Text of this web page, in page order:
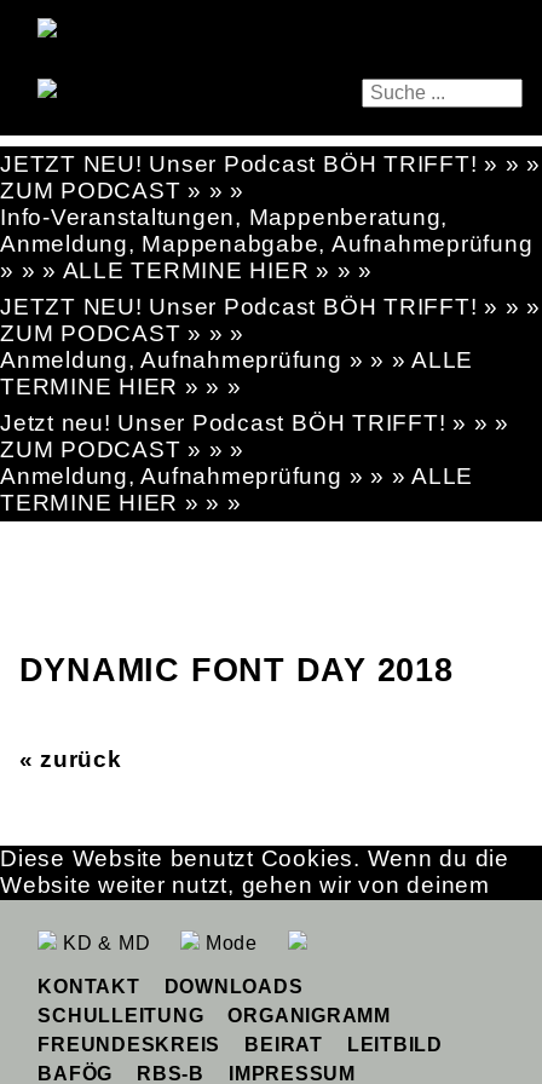
JETZT NEU! Unser Podcast BÖH TRIFFT! » » »
ZUM PODCAST » » »
Info-Veranstaltungen, Mappenberatung,
Anmeldung, Mappenabgabe, Aufnahmeprüfung
» » » ALLE TERMINE HIER » » »
JETZT NEU! Unser Podcast BÖH TRIFFT! » » »
ZUM PODCAST » » »
Anmeldung, Aufnahmeprüfung » » » ALLE
TERMINE HIER » » »
Jetzt neu! Unser Podcast BÖH TRIFFT! » » »
ZUM PODCAST » » »
Anmeldung, Aufnahmeprüfung » » » ALLE
TERMINE HIER » » »
DYNAMIC FONT DAY 2018
« zurück
KD & MD Mode
KONTAKT
DOWNLOADS
SCHULLEITUNG
ORGANIGRAMM
FREUNDESKREIS
BEIRAT
LEITBILD
BAFÖG
RBS-B IMPRESSUM
Diese Website benutzt Cookies. Wenn du die
Website weiter nutzt, gehen wir von deinem